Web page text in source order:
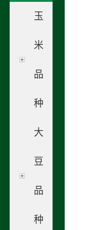
玉
米
品
种
大
豆
品
种